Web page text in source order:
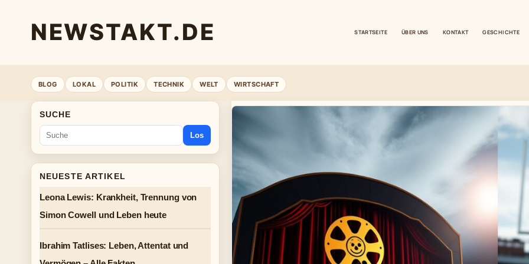
NEWSTAKT.DE STARTSEITE ÜBER UNS KONTAKT GESCHICHTE
BLOG LOKAL POLITIK TECHNIK WELT WIRTSCHAFT
SUCHE
Los
NEUESTE ARTIKEL
Leona Lewis: Krankheit, Trennung von
Simon Cowell und Leben heute
Ibrahim Tatlises: Leben, Attentat und